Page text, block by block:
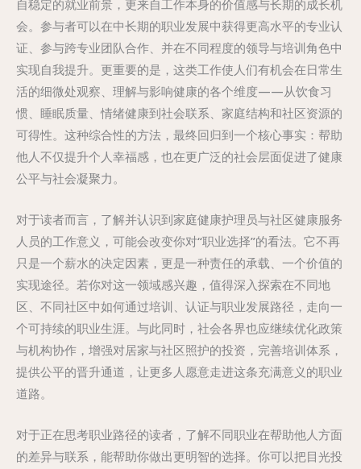
自稳定的就业前景，更来自工作本身的价值感与长期的成长机
会。参与者可以在中长期的职业发展中获得更高水平的专业认
证、参与跨专业团队合作、并在不同程度的领导与培训角色中
实现自我提升。更重要的是，这类工作使人们有机会在日常生
活的细微处观察、理解与影响健康的各个维度——从饮食习
惯、睡眠质量、情绪健康到社会联系、家庭结构和社区资源的
可得性。这种综合性的方法，最终回归到一个核心事实：帮助
他人不仅提升个人幸福感，也在更广泛的社会层面促进了健康
公平与社会凝聚力。
对于读者而言，了解并认识到家庭健康护理员与社区健康服务
人员的工作意义，可能会改变你对“职业选择”的看法。它不再
只是一个薪水的决定因素，更是一种责任的承载、一个价值的
实现途径。若你对这一领域感兴趣，值得深入探索在不同地
区、不同社区中如何通过培训、认证与职业发展路径，走向一
个可持续的职业生涯。与此同时，社会各界也应继续优化政策
与机构协作，增强对居家与社区照护的投资，完善培训体系，
提供公平的晋升通道，让更多人愿意走进这条充满意义的职业
道路。
对于正在思考职业路径的读者，了解不同职业在帮助他人方面
的差异与联系，能帮助你做出更明智的选择。你可以把目光投